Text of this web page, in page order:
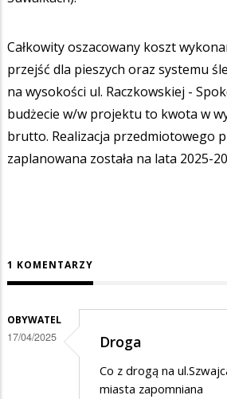
Całkowity oszacowany koszt
przejść dla pieszych oraz systemu
na wysokości ul. Raczkowskiej -
budżecie w/w projektu to kwota w
brutto. Realizacja przedmiotowego
zaplanowana została na lata 2025-
1 KOMENTARZY
OBYWATEL
17/04/2025 Droga
Co z drogą na
miasta zapomniana